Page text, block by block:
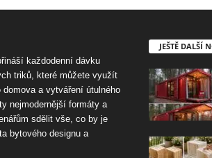
každodenní dávku
triků, které můžete využít
a vytváření útulného
nejmodernější formáty a
sdělit vše, co by je
bytového designu a
JEŠTĚ DALŠÍ